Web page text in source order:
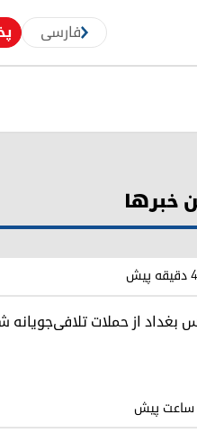
فارسی
خبرها
بغداد از حملات تلافی‌جویانه